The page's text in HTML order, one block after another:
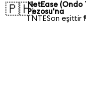
🇵🇭NetEase (Ondo
Pezosu'na
1 NTESon eşittir